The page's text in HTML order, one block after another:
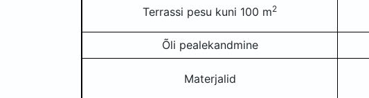
Terrassi pesu kuni 100 m2
Õli pealekandmine
Materjalid